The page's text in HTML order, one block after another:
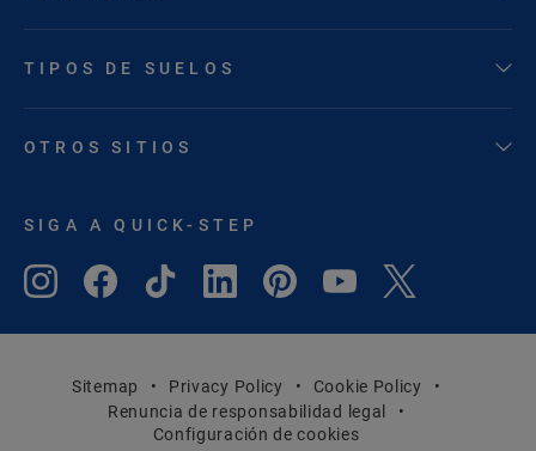
TIPOS DE SUELOS
OTROS SITIOS
SIGA A QUICK-STEP
Sitemap Privacy Policy
Cookie Policy
Renuncia de responsabilidad legal
Configuración de cookies